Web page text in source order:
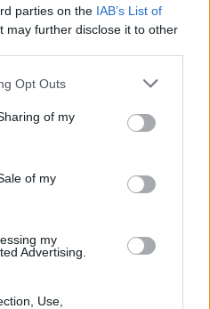
parties on the IAB’s List of
may further disclose it to other
Opt Outs
of my
of my
my
Advertising.
Use,
вида)
(избирате 1 вид)
Хабитат за
куоки
гекони
Басейн за
за
дракон
Комодо
Гнездо на
пеликани
Гнездо на
Хабитат за
дългопети I: